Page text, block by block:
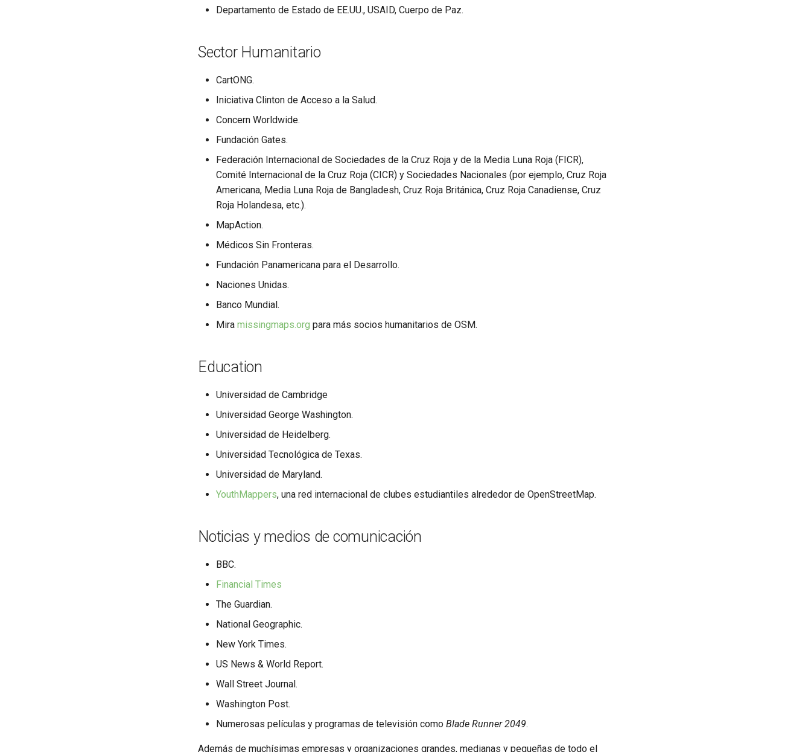
Departamento de Estado de EE.UU., USAID, Cuerpo de Paz.
Sector Humanitario
CartONG.
Iniciativa Clinton de Acceso a la Salud.
Concern Worldwide.
Fundación Gates.
Federación Internacional de Sociedades de la Cruz Roja y de la Media Luna Roja (FICR),
Comité Internacional de la Cruz Roja (CICR) y Sociedades Nacionales (por ejemplo, Cruz Roja
Americana, Media Luna Roja de Bangladesh, Cruz Roja Británica, Cruz Roja Canadiense, Cruz
Roja Holandesa, etc.).
MapAction.
Médicos Sin Fronteras.
Fundación Panamericana para el Desarrollo.
Naciones Unidas.
Banco Mundial.
Mira missingmaps.org para más socios humanitarios de OSM.
Education
Universidad de Cambridge
Universidad George Washington.
Universidad de Heidelberg.
Universidad Tecnológica de Texas.
Universidad de Maryland.
YouthMappers, una red internacional de clubes estudiantiles alrededor de OpenStreetMap.
Noticias y medios de comunicación
BBC.
Financial Times
The Guardian.
National Geographic.
New York Times.
US News & World Report.
Wall Street Journal.
Washington Post.
Numerosas películas y programas de televisión como Blade Runner 2049.
Además de muchísimas empresas y organizaciones grandes, medianas y pequeñas de todo el